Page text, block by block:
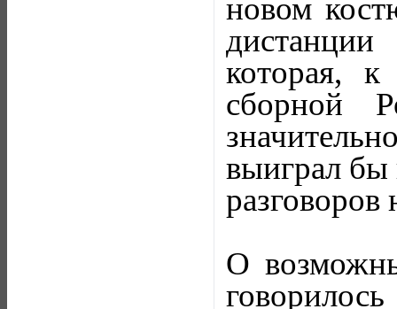
новом
которая, к
сборной
выиграл бы
разговоров
О